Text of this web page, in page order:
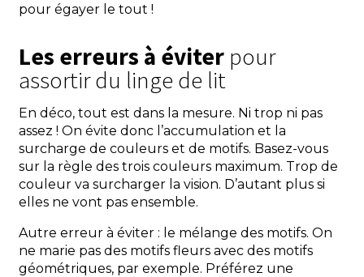
pour égayer le tout !
Les erreurs à éviter pour
assortir du linge de lit
En déco, tout est dans la mesure. Ni trop ni pas
assez ! On évite donc l’accumulation et la
surcharge de couleurs et de motifs. Basez-vous
sur la règle des trois couleurs maximum. Trop de
couleur va surcharger la vision. D’autant plus si
elles ne vont pas ensemble.
Autre erreur à éviter : le mélange des motifs. On
ne marie pas des motifs fleurs avec des motifs
géométriques, par exemple. Préférez une